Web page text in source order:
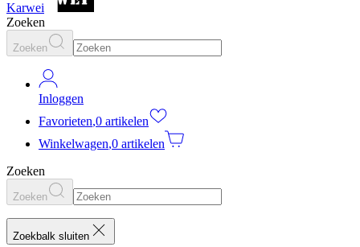
Karwei
Zoeken
Zoeken
Inloggen
Favorieten,0 artikelen
Winkelwagen,0 artikelen
Zoeken
Zoeken
Zoekbalk sluiten